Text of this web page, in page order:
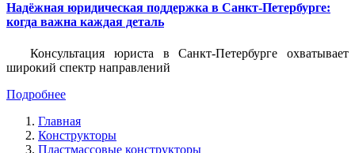
Надёжная юридическая поддержка в Санкт-Петербурге:
когда важна каждая деталь
Консультация юриста в Санкт-Петербурге охватывает
широкий спектр направлений
Подробнее
Главная
Конструкторы
Пластмассовые конструкторы